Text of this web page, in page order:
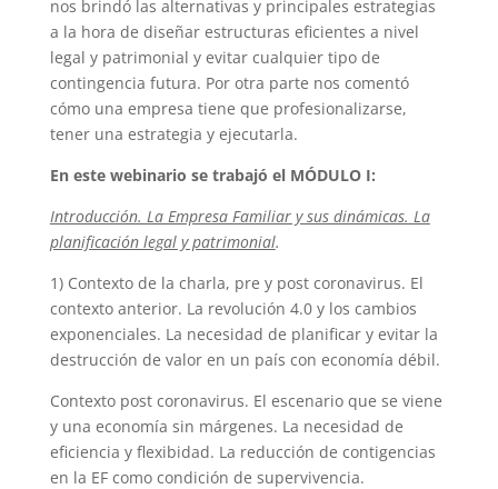
nos brindó las alternativas y principales estrategias
a la hora de diseñar estructuras eficientes a nivel
legal y patrimonial y evitar cualquier tipo de
contingencia futura. Por otra parte nos comentó
cómo una empresa tiene que profesionalizarse,
tener una estrategia y ejecutarla.
En este webinario se trabajó el MÓDULO I:
Introducción. La Empresa Familiar y sus dinámicas. La
planificación legal y patrimonial.
1) Contexto de la charla, pre y post coronavirus. El
contexto anterior. La revolución 4.0 y los cambios
exponenciales. La necesidad de planificar y evitar la
destrucción de valor en un país con economía débil.
Contexto post coronavirus. El escenario que se viene
y una economía sin márgenes. La necesidad de
eficiencia y flexibidad. La reducción de contigencias
en la EF como condición de supervivencia.